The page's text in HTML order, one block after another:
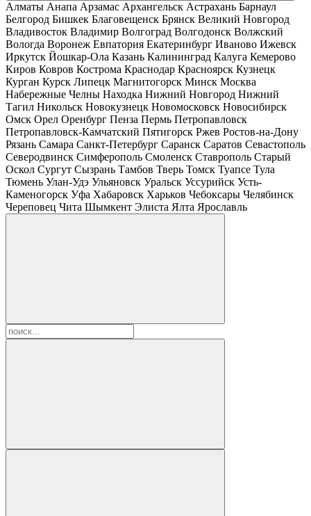
Алматы Анапа Арзамас Архангельск Астрахань Барнаул
Белгород Бишкек Благовещенск Брянск Великий Новгород
Владивосток Владимир Волгоград Волгодонск Волжский
Вологда Воронеж Евпатория Екатеринбург Иваново Ижевск
Иркутск Йошкар-Ола Казань Калининград Калуга Кемерово
Киров Ковров Кострома Краснодар Красноярск Кузнецк
Курган Курск Липецк Магнитогорск Минск Москва
Набережные Челны Находка Нижний Новгород Нижний
Тагил Никольск Новокузнецк Новомосковск Новосибирск
Омск Орел Оренбург Пенза Пермь Петропавловск
Петропавловск-Камчатский Пятигорск Ржев Ростов-на-Дону
Рязань Самара Санкт-Петербург Саранск Саратов Севастополь
Северодвинск Симферополь Смоленск Ставрополь Старый
Оскол Сургут Сызрань Тамбов Тверь Томск Туапсе Тула
Тюмень Улан-Удэ Ульяновск Уральск Уссурийск Усть-
Каменогорск Уфа Хабаровск Харьков Чебоксары Челябинск
Череповец Чита Шымкент Элиста Ялта Ярославль